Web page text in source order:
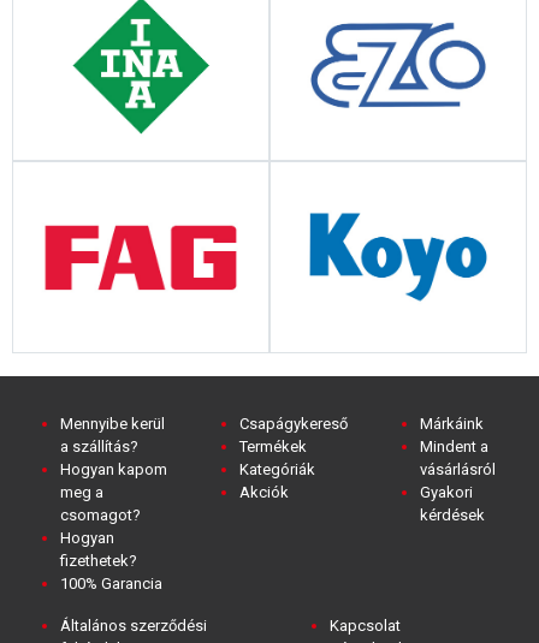
Mennyibe kerül
a szállítás?
Hogyan kapom
meg a
csomagot?
Hogyan
fizethetek?
100% Garancia
Csapágykereső
Termékek
Kategóriák
Akciók
Márkáink
Mindent a
vásárlásról
Gyakori
kérdések
Általános szerződési
Kapcsolat